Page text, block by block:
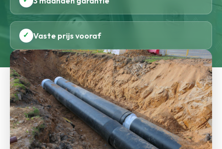
✓ Vaste prijs vooraf